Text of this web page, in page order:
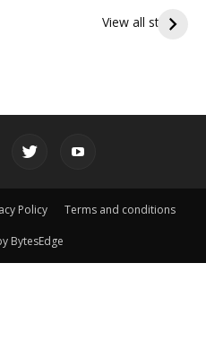
View all stories
ఇంద్రకీలాద్రి గిరి ప్రదక్షిణ
Policy Terms and conditions
BytesEdge